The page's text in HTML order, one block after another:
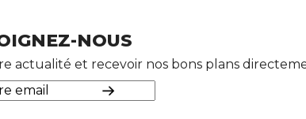
NOUS
actualité et recevoir nos bons plans